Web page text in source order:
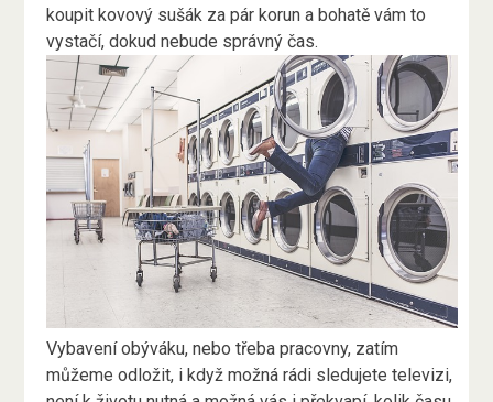
koupit kovový sušák za pár korun a bohatě vám to
vystačí, dokud nebude správný čas.
Vybavení obýváku, nebo třeba pracovny, zatím
můžeme odložit, i když možná rádi sledujete televizi,